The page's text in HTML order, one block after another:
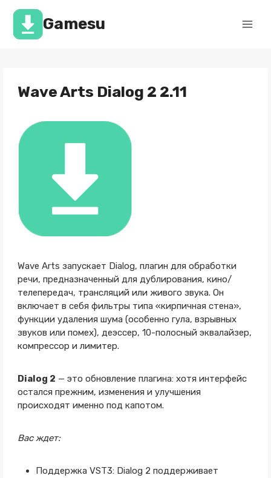
Перейти
содержимомуGamesu
Wave Arts Dialog 2 2.11
Wave Arts запускает Dialog, плагин для обработки
речи, предназначенный для дублирования, кино/
телепередач, трансляций или живого звука. Он
включает в себя фильтры типа «кирпичная стена»,
функции удаления шума (особенно гула, взрывных
звуков или помех), деэссер, 10-полосный эквалайзер,
компрессор и лимитер.
Dialog 2 — это обновление плагина: хотя интерфейс
остался прежним, изменения и улучшения
происходят именно под капотом.
Вас ждет:
Поддержка VST3: Dialog 2 поддерживает